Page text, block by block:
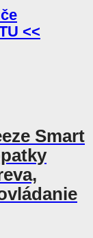
<<
Smart